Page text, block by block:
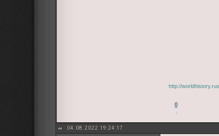
http://
0
04.08.2022 19:24:17